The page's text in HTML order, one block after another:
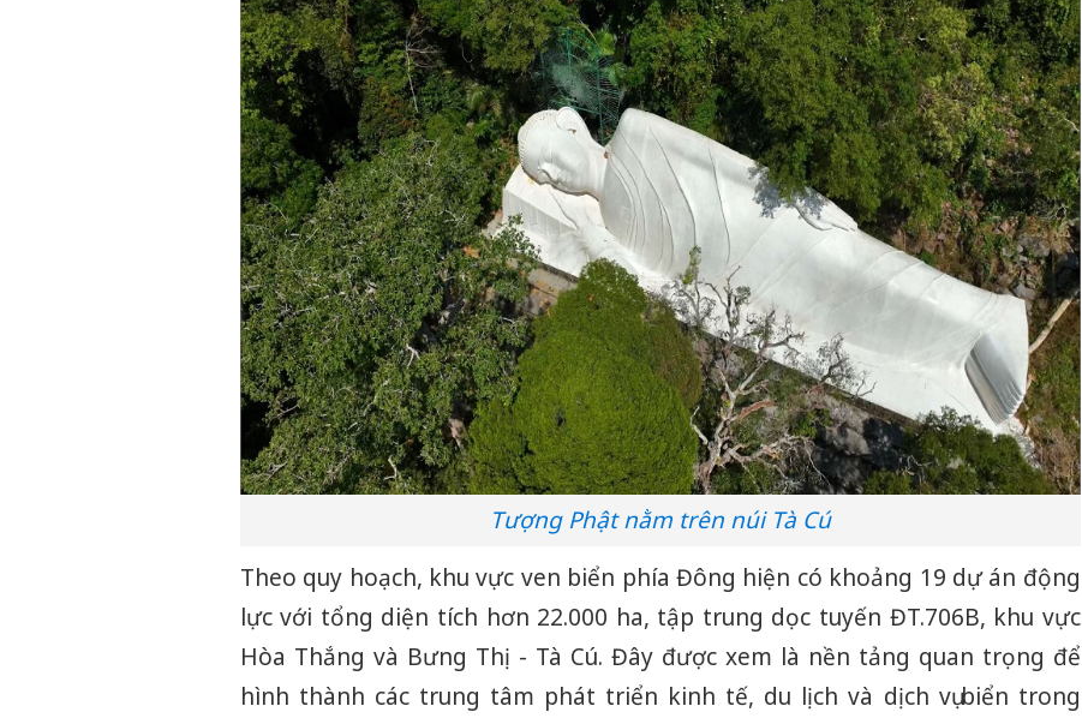
Tượng Phật nằm trên núi Tà Cú
Theo quy hoạch, khu vực ven biển phía Đông hiện có khoảng 19 dự án động
lực với tổng diện tích hơn 22.000 ha, tập trung dọc tuyến ĐT.706B, khu vực
Hòa Thắng và Bưng Thị - Tà Cú. Đây được xem là nền tảng quan trọng để
hình thành các trung tâm phát triển kinh tế, du lịch và dịch vụ biển trong